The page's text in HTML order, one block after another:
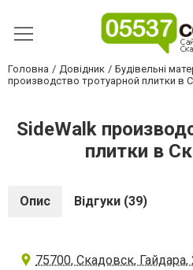
Головна Довідник Будівельні
производство тротуарной плитки в
SideWalk
плитки в
Опис Відгуки (39)
75700, Скадовск, Гайдара,